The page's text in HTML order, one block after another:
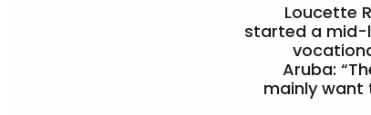
Loucette
started a mid-
Aruba:
mainly want